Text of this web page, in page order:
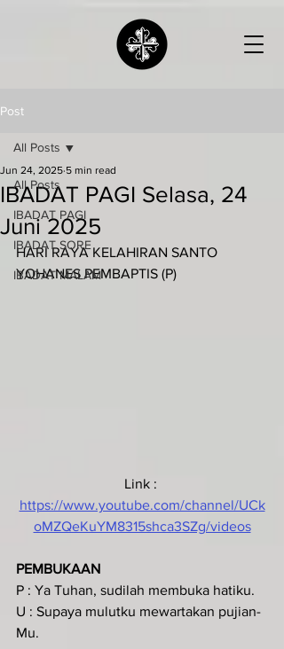
Post
All Posts
IBADAT PAGI
IBADAT SORE
IBADAT MALAM
All Posts
IBADAT PAGI Selasa, 24
Juni 2025
Jun 24, 2025 5 min read
HARI RAYA KELAHIRAN SANTO
YOHANES PEMBAPTIS (P)
Link :
https://www.youtube.com/channel/UCk
oMZQeKuYM8315shca3SZg/videos
PEMBUKAAN
P : Ya Tuhan, sudilah membuka hatiku.
U : Supaya mulutku mewartakan pujian-
Mu.